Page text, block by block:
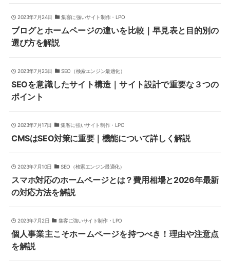
2023年7月24日 集客に強いサイト制作・LPO
ブログとホームページの違いを比較｜早見表と目的別の
選び方を解説
2023年7月23日 SEO（検索エンジン最適化）
SEOを意識したサイト構造｜サイト設計で重要な３つの
ポイント
2023年7月17日 集客に強いサイト制作・LPO
CMSはSEO対策に重要｜機能について詳しく解説
2023年7月10日 SEO（検索エンジン最適化）
スマホ対応のホームページとは？費用相場と2026年最新
の対応方法を解説
2023年7月2日 集客に強いサイト制作・LPO
個人事業主こそホームページを持つべき！理由や注意点
を解説